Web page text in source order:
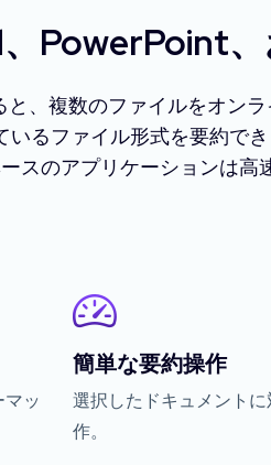
PowerPoint
、複数のファイルをオン
るファイル形式を要約で
スのアプリケーションは高
ッ
簡単な要約操作
選択したドキュメント
作。